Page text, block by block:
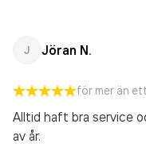
J Jöran N.
för mer än
Alltid haft bra service
av år.